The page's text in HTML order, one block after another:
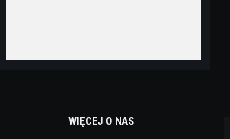
WIĘCEJ O NAS